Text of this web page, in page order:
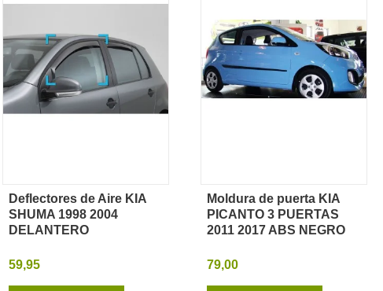
Vista rápida
Deflectores de Aire KIA
SHUMA 1998 2004
DELANTERO
59,95
Vista rápida
Moldura de puerta KIA
PICANTO 3 PUERTAS
2011 2017 ABS NEGRO
79,00